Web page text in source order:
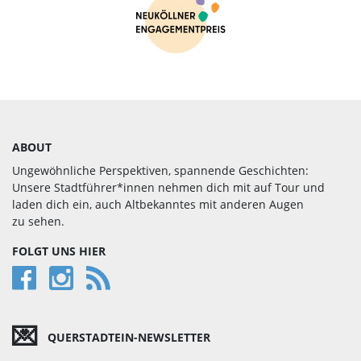
ABOUT
Ungewöhnliche Perspektiven, spannende Geschichten:
Unsere Stadtführer*innen nehmen dich mit auf Tour und
laden dich ein, auch Alt­bekan­ntes mit anderen Augen
zu sehen.
FOLGT UNS HIER
💌 QUERSTADTEIN-NEWSLETTER